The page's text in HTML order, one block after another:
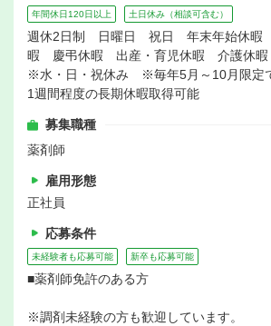
年間休日120日以上 土日休み（相談可含む）
週休2日制 日曜日 祝日 年末年始休
暇 慶弔休暇 出産・育児休暇 介護休暇
※水・日・祝休み ※毎年5月～10月限定
1週間程度の長期休暇取得可能
募集職種
薬剤師
雇用形態
正社員
応募条件
未経験者も応募可能 新卒も応募可能
■薬剤師免許のある方
※調剤未経験の方も歓迎しています。